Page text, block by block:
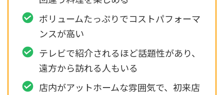
ボリュームたっぷりでコストパフォーマ
ンスが高い
テレビで紹介されるほど話題性があり、
遠方から訪れる人もいる
店内がアットホームな雰囲気で、初来店